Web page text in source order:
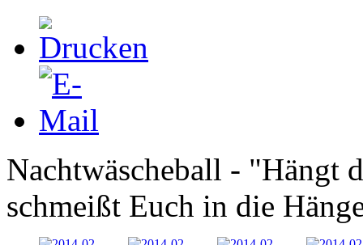
Nachtwäscheball - "Hängt
schmeißt Euch in die